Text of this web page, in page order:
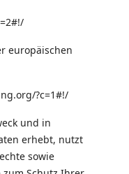
europäischen
?c=1#!/
und in
erhebt, nutzt
sowie